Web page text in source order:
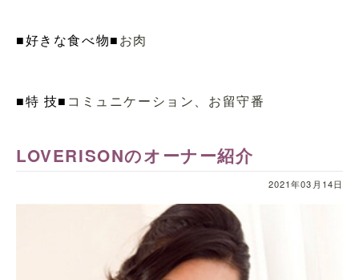
■好きな食べ物■お肉
■特 技■ コミュニケーション、お留守番
LOVERISONのオーナー紹介
2021年03月14日